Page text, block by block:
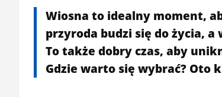
Wiosna to idealny moment,
przyroda budzi się do życia,
To także dobry czas, aby
Gdzie warto się wybrać? Oto